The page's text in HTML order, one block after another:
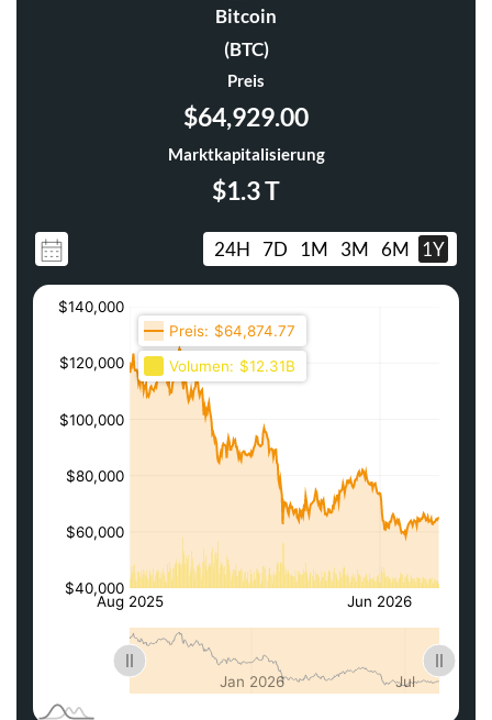
Bitcoin
(BTC)
Preis
$64,929.00
Marktkapitalisierung
$1.3 T
24H 7D 1M 3M 6M 1Y